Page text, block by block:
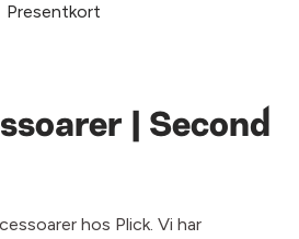
Presentkort
| Second
hos Plick. Vi har